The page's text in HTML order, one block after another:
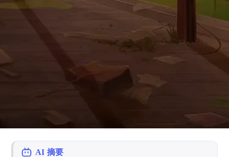
AI 摘要